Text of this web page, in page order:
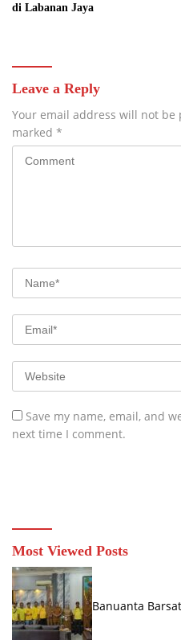
di Labanan Jaya
Leave a Reply
Your email address will not be
marked *
Save my name, email, and
next time I comment.
Most Viewed Posts
Banuanta